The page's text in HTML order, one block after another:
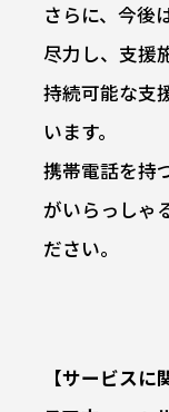
さらに、今後
尽力し、支援
持続可能な支
います。
携帯電話を持
がいらっしゃ
ださい。
【サービス